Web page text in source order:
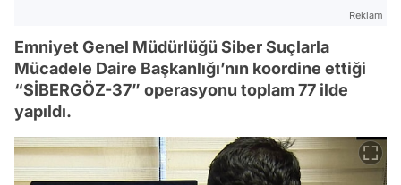
Reklam
Emniyet Genel Müdürlüğü Siber Suçlarla
Mücadele Daire Başkanlığı’nın koordine ettiği
“SİBERGÖZ-37” operasyonu toplam 77 ilde
yapıldı.